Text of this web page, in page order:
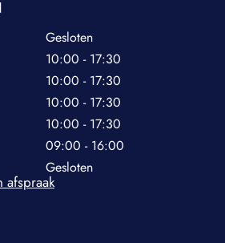
Gesloten
10:00 - 17:30
10:00 - 17:30
10:00 - 17:30
10:00 - 17:30
09:00 - 16:00
Gesloten
afspraak